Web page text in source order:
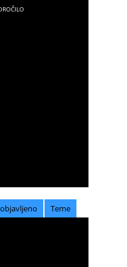
Teme